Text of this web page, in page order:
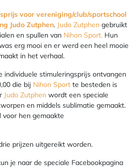
voor vereniging/club/sportschool
Judo Zutphen. Judo Zutphen gebruikt
en spullen van Nihon Sport. Hun
erg mooi en er werd een heel mooie
in het verhaal.
individuele stimuleringsprijs ontvangen
die bij Nihon Sport te besteden is
Judo Zutphen wordt een speciale
en middels sublimatie gemaakt.
voor hen gemaakte
prijzen uitgereikt worden.
je naar de speciale Facebookpagina